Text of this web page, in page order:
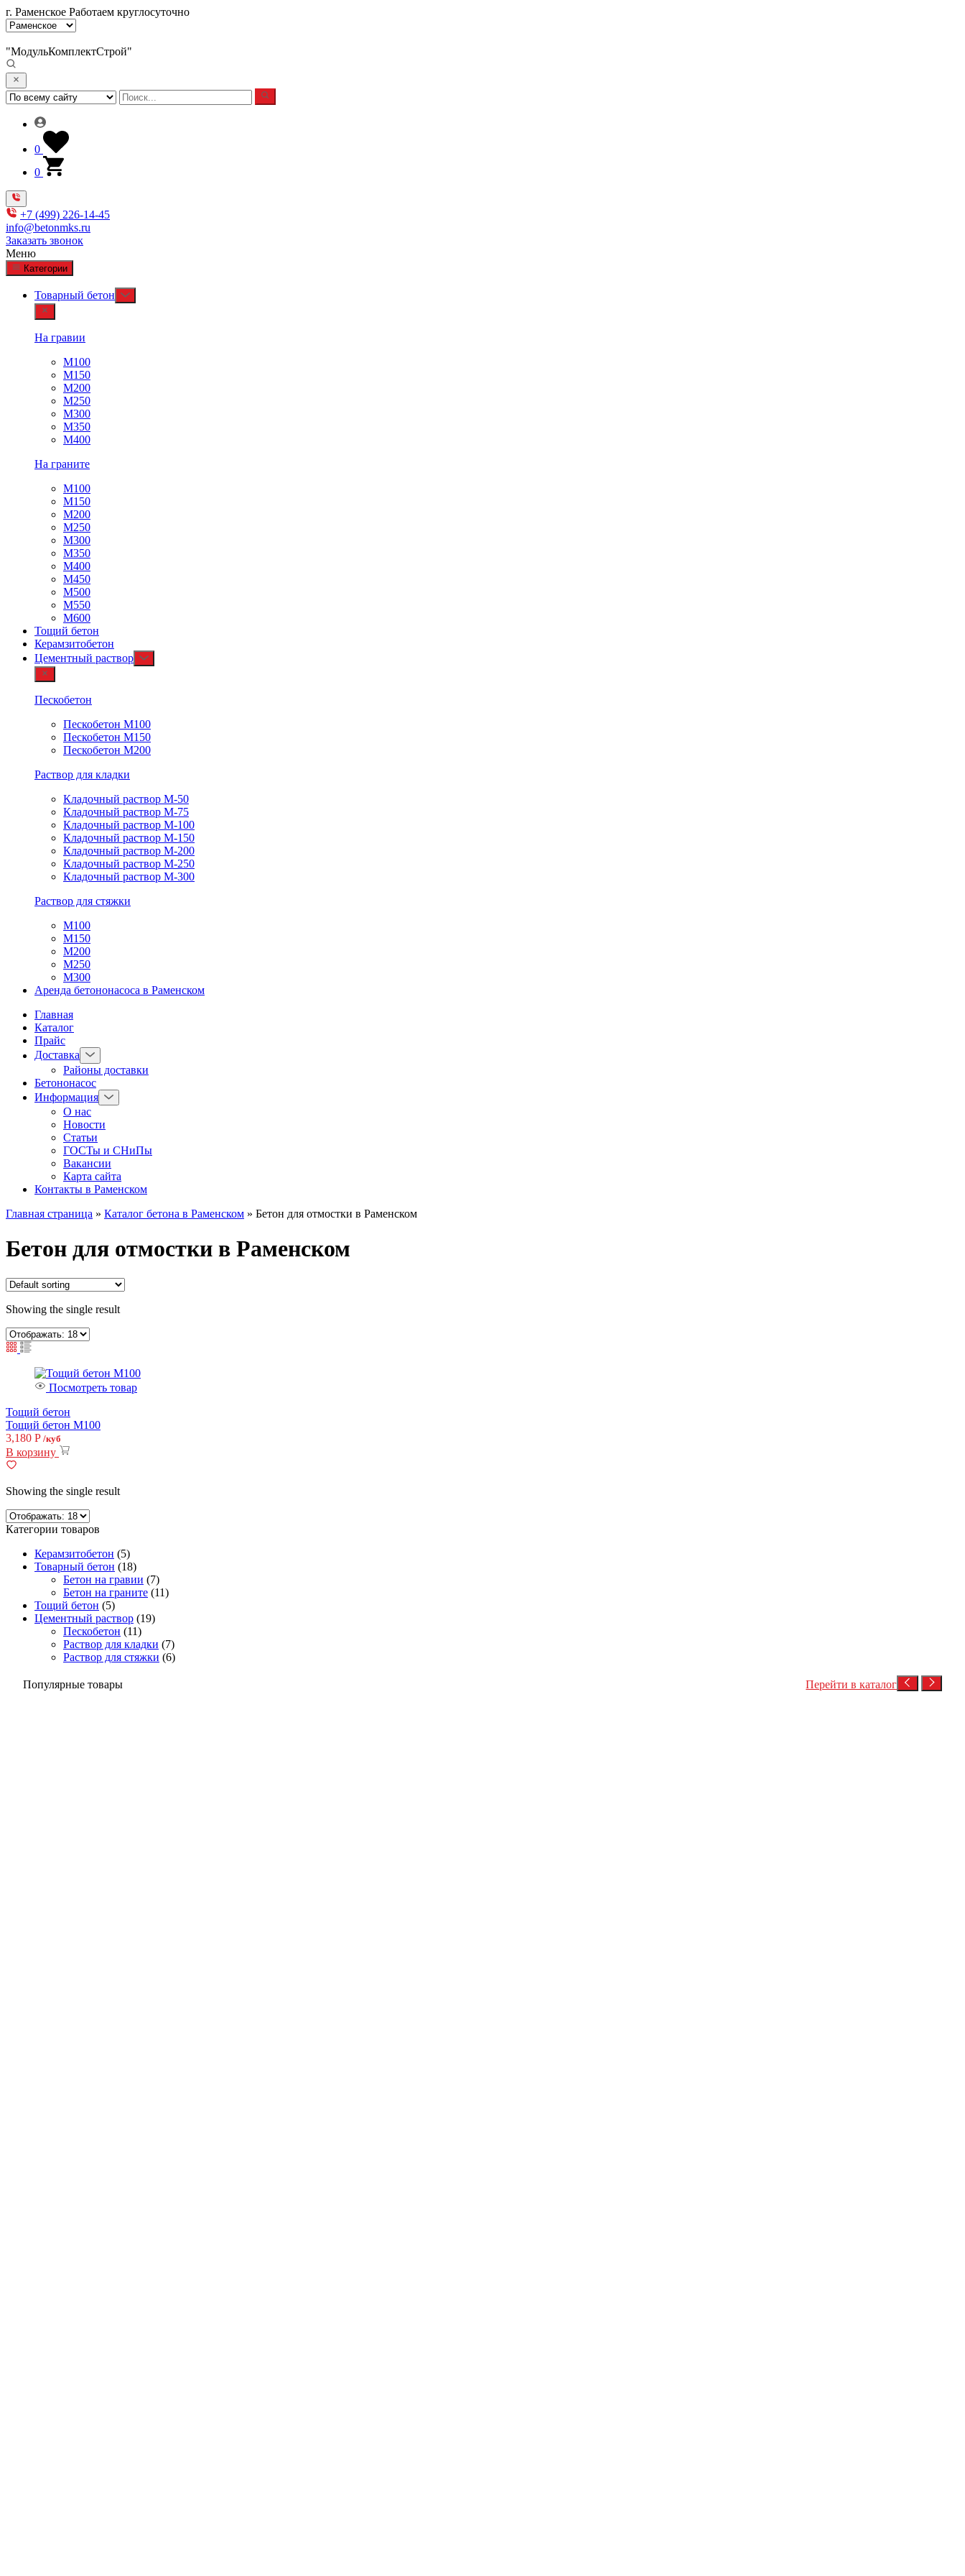
г. Раменское Работаем круглосуточно
"МодульКомплектСтрой"
0
0
+7 (499) 226-14-45
info@betonmks.ru
Заказать звонок
Меню
Категории
Товарный бетон
На гравии
М100
М150
М200
М250
М300
М350
М400
На граните
М100
М150
М200
М250
М300
М350
М400
М450
М500
М550
М600
Тощий бетон
Керамзитобетон
Цементный раствор
Пескобетон
Пескобетон М100
Пескобетон М150
Пескобетон М200
Раствор для кладки
Кладочный раствор М-50
Кладочный раствор М-75
Кладочный раствор М-100
Кладочный раствор М-150
Кладочный раствор М-200
Кладочный раствор М-250
Кладочный раствор М-300
Раствор для стяжки
М100
М150
М200
М250
М300
Аренда бетононасоса в Раменском
Главная
Каталог
Прайс
Доставка
Районы доставки
Бетононасос
Информация
О нас
Новости
Статьи
ГОСТы и СНиПы
Вакансии
Карта сайта
Контакты в Раменском
Главная страница » Каталог бетона в Раменском » Бетон для отмостки в Раменском
Бетон для отмостки в Раменском
Showing the single result
Посмотреть товар
Тощий бетон
Тощий бетон М100
3,180 Р /куб
В корзину
Showing the single result
Категории товаров
Керамзитобетон (5)
Товарный бетон (18)
Бетон на гравии (7)
Бетон на граните (11)
Тощий бетон (5)
Цементный раствор (19)
Пескобетон (11)
Раствор для кладки (7)
Раствор для стяжки (6)
Популярные товары Перейти в каталог